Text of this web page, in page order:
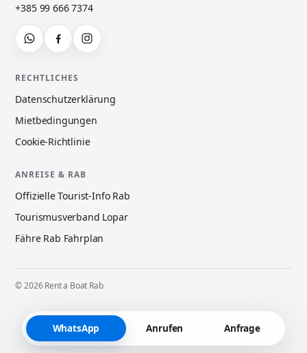
WhatsApp Anrufen Anfrage
+385 99 666 7374
RECHTLICHES
Datenschutzerklärung
Mietbedingungen
Cookie-Richtlinie
ANREISE & RAB
Offizielle Tourist-Info Rab
Tourismusverband Lopar
Fähre Rab Fahrplan
© 2026 Rent a Boat Rab